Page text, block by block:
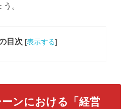
。
目次 [表示する]
ンにおける「経営